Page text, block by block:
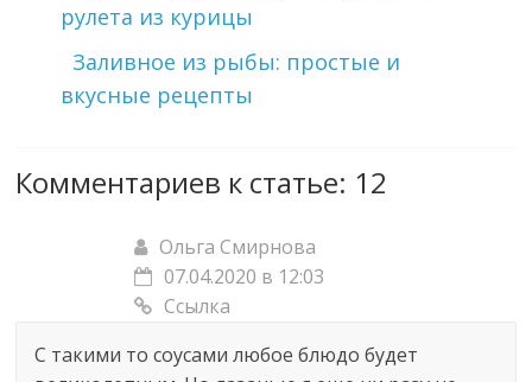
рулета из курицы
Заливное из рыбы: простые и
вкусные рецепты
Комментариев к статье: 12
Ольга Смирнова
07.04.2020 в 12:03
Ссылка
С такими то соусами любое блюдо будет